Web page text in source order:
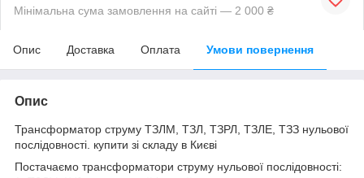
Мінімальна сума замовлення на сайті — 2 000 ₴
Опис Доставка Оплата Умови повернення
Опис
Трансформатор струму ТЗЛМ, ТЗЛ, ТЗРЛ, ТЗЛЕ, ТЗЗ нульової
послідовності. купити зі складу в Києві
Постачаємо трансформатори струму нульової послідовності: